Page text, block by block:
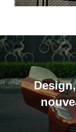
Navigation
de
l’article